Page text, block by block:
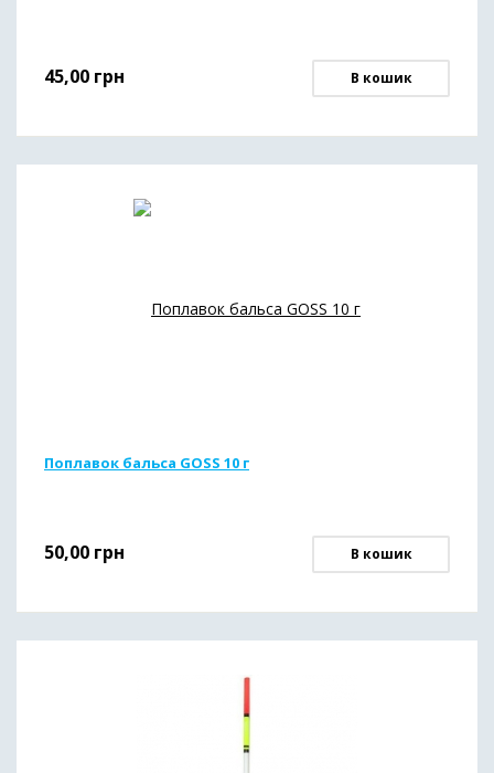
45,00 грн В кошик
Поплавок бальса GOSS 10 г
50,00 грн В кошик